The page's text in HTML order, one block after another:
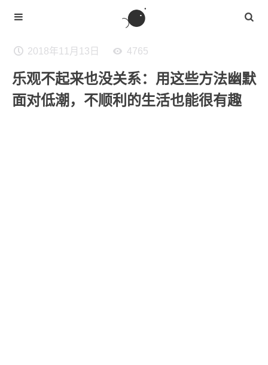
2018年11月13日 4765
乐观不起来也没关系：用这些方法幽默
面对低潮，不顺利的生活也能很有趣